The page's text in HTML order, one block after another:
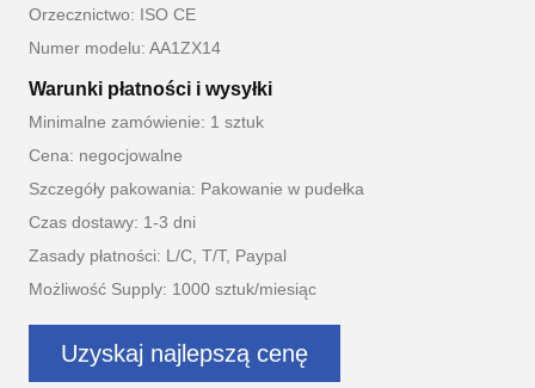
Orzecznictwo: ISO CE
Numer modelu: AA1ZX14
Warunki płatności i wysyłki
Minimalne zamówienie: 1 sztuk
Cena: negocjowalne
Szczegóły pakowania: Pakowanie w pudełka
Czas dostawy: 1-3 dni
Zasady płatności: L/C, T/T, Paypal
Możliwość Supply: 1000 sztuk/miesiąc
Uzyskaj najlepszą cenę